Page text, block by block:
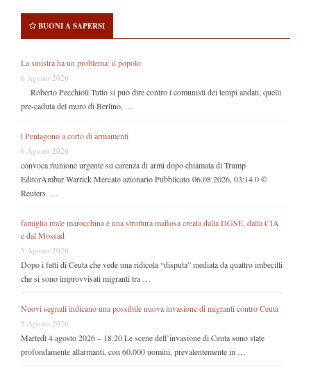
BUONI A SAPERSI
La sinistra ha un problema: il popolo
6 Agosto 2026
Roberto Pecchioli Tutto si può dire contro i comunisti dei tempi andati, quelli
pre-caduta del muro di Berlino, …
l Pentagono a corto di armamenti
6 Agosto 2026
convoca riunione urgente su carenza di armi dopo chiamata di Trump
EditorAmbar Warrick Mercato azionario Pubblicato 06.08.2026, 03:14 0 ©
Reuters. …
famiglia reale marocchina è una struttura mafiosa creata dalla DGSE, dalla CIA
e dal Mossad
5 Agosto 2026
Dopo i fatti di Ceuta che vede una ridicola “disputa” mediata da quattro imbecilli
che si sono improvvisati migranti tra …
Nuovi segnali indicano una possibile nuova invasione di migranti contro Ceuta
5 Agosto 2026
Martedì 4 agosto 2026 – 18:20 Le scene dell’invasione di Ceuta sono state
profondamente allarmanti, con 60.000 uomini, prevalentemente in …